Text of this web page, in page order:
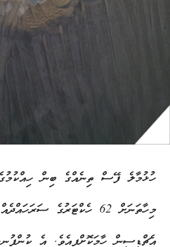
ހުޅުމާލެ ފޭސް ތިނެއްގެ ބިން
މިހާތަނަށް 62 ހެކްޓަރުގެ
އެޗްޑީސީން ހާމަކޮށްފިއެވެ. އެ